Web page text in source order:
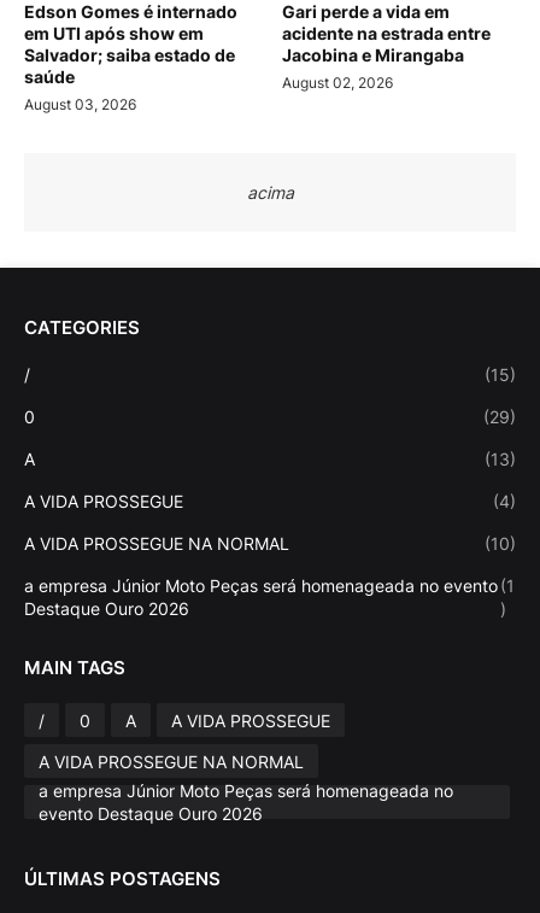
Edson Gomes é internado
em UTI após show em
Salvador; saiba estado de
saúde
August 03, 2026
Gari perde a vida em
acidente na estrada entre
Jacobina e Mirangaba
August 02, 2026
acima
CATEGORIES
/ (15)
0 (29)
A (13)
A VIDA PROSSEGUE (4)
A VIDA PROSSEGUE NA NORMAL (10)
a empresa Júnior Moto Peças será homenageada no evento
Destaque Ouro 2026
(1
)
MAIN TAGS
/ 0 A
A VIDA PROSSEGUE
A VIDA PROSSEGUE NA NORMAL
a empresa Júnior Moto Peças será homenageada no
evento Destaque Ouro 2026
ÚLTIMAS POSTAGENS